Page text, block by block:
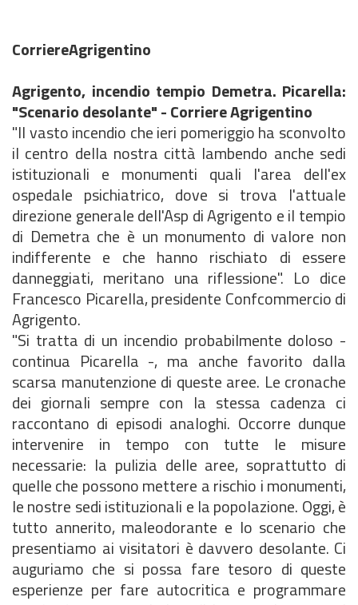
CorriereAgrigentino
Agrigento, incendio tempio Demetra. Picarella:
"Scenario desolante" - Corriere Agrigentino
"Il vasto incendio che ieri pomeriggio ha sconvolto
il centro della nostra città lambendo anche sedi
istituzionali e monumenti quali l'area dell'ex
ospedale psichiatrico, dove si trova l'attuale
direzione generale dell'Asp di Agrigento e il tempio
di Demetra che è un monumento di valore non
indifferente e che hanno rischiato di essere
danneggiati, meritano una riflessione". Lo dice
Francesco Picarella, presidente Confcommercio di
Agrigento.
"Si tratta di un incendio probabilmente doloso -
continua Picarella -, ma anche favorito dalla
scarsa manutenzione di queste aree. Le cronache
dei giornali sempre con la stessa cadenza ci
raccontano di episodi analoghi. Occorre dunque
intervenire in tempo con tutte le misure
necessarie: la pulizia delle aree, soprattutto di
quelle che possono mettere a rischio i monumenti,
le nostre sedi istituzionali e la popolazione. Oggi, è
tutto annerito, maleodorante e lo scenario che
presentiamo ai visitatori è davvero desolante. Ci
auguriamo che si possa fare tesoro di queste
esperienze per fare autocritica e programmare